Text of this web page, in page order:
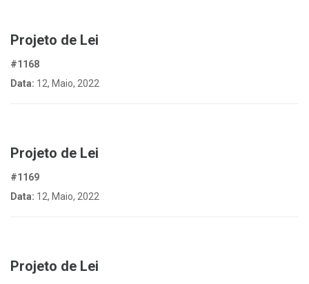
Projeto de Lei
#1168
Data: 12, Maio, 2022
Projeto de Lei
#1169
Data: 12, Maio, 2022
Projeto de Lei